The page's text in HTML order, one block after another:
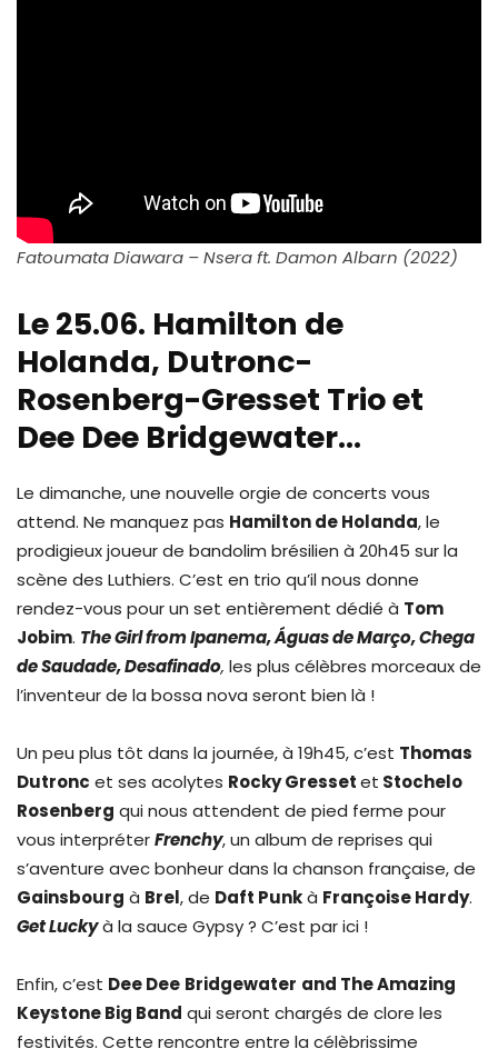
Fatoumata Diawara – Nsera ft. Damon Albarn (2022)
Le 25.06. Hamilton de
Holanda, Dutronc-
Rosenberg-Gresset Trio et
Dee Dee Bridgewater…
Le dimanche, une nouvelle orgie de concerts vous
attend. Ne manquez pas Hamilton de Holanda, le
prodigieux joueur de bandolim brésilien à 20h45 sur la
scène des Luthiers. C’est en trio qu’il nous donne
rendez-vous pour un set entièrement dédié à Tom
Jobim. The Girl from Ipanema, Águas de Março, Chega
de Saudade, Desafinado, les plus célèbres morceaux de
l’inventeur de la bossa nova seront bien là !
Un peu plus tôt dans la journée, à 19h45, c’est Thomas
Dutronc et ses acolytes Rocky Gressetet Stochelo
Rosenberg qui nous attendent de pied ferme pour
vous interpréterFrenchy, un album de reprises qui
s’aventure avec bonheur dans la chanson française, de
Gainsbourg à Brel, de Daft Punkà Françoise Hardy.
Get Luckyà la sauce Gypsy ? C’est par ici !
Enfin, c’est Dee Dee Bridgewater and The Amazing
Keystone Big Band qui seront chargés de clore les
festivités. Cette rencontre entre la célèbrissime